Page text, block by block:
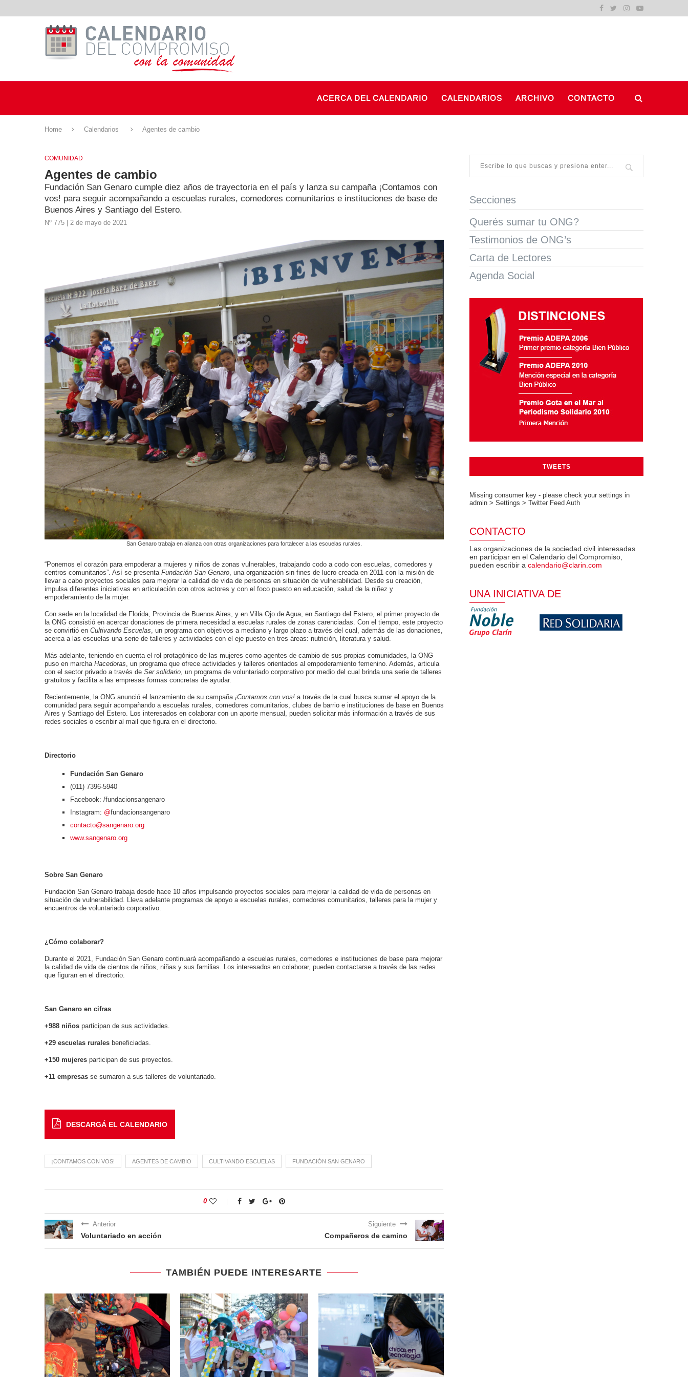
ACERCA DEL CALENDARIO CALENDARIOS ARCHIVO CONTACTO
Home Calendarios Agentes de cambio
COMUNIDAD
Agentes de cambio
Fundación San Genaro cumple diez años de trayectoria en el país y lanza su campaña ¡Contamos con
vos! para seguir acompañando a escuelas rurales, comedores comunitarios e instituciones de base de
Buenos Aires y Santiago del Estero.
Nº 775 | 2 de mayo de 2021
San Genaro trabaja en alianza con otras organizaciones para fortalecer a las escuelas rurales.
“Ponemos el corazón para empoderar a mujeres y niños de zonas vulnerables, trabajando codo a codo con escuelas, comedores y
centros comunitarios”. Así se presenta Fundación San Genaro , una organización sin fines de lucro creada en 2011 con la misión de
llevar a cabo proyectos sociales para mejorar la calidad de vida de personas en situación de vulnerabilidad. Desde su creación,
impulsa diferentes iniciativas en articulación con otros actores y con el foco puesto en educación, salud de la niñez y
empoderamiento de la mujer.
Con sede en la localidad de Florida, Provincia de Buenos Aires, y en Villa Ojo de Agua, en Santiago del Estero, el primer proyecto de
la ONG consistió en acercar donaciones de primera necesidad a escuelas rurales de zonas carenciadas. Con el tiempo, este proyecto
se convirtió en Cultivando Escuelas , un programa con objetivos a mediano y largo plazo a través del cual, además de las donaciones,
acerca a las escuelas una serie de talleres y actividades con el eje puesto en tres áreas: nutrición, literatura y salud.
Más adelante, teniendo en cuenta el rol protagónico de las mujeres como agentes de cambio de sus propias comunidades, la ONG
puso en marcha Hacedoras , un programa que ofrece actividades y talleres orientados al empoderamiento femenino. Además, articula
con el sector privado a través de Ser solidario , un programa de voluntariado corporativo por medio del cual brinda una serie de talleres
gratuitos y facilita a las empresas formas concretas de ayudar.
Recientemente, la ONG anunció el lanzamiento de su campaña ¡Contamos con vos! a través de la cual busca sumar el apoyo de la
comunidad para seguir acompañando a escuelas rurales, comedores comunitarios, clubes de barrio e instituciones de base en Buenos
Aires y Santiago del Estero. Los interesados en colaborar con un aporte mensual, pueden solicitar más información a través de sus
redes sociales o escribir al mail que figura en el directorio.
Directorio
Fundación San Genaro
(011) 7396-5940
Facebook: /fundacionsangenaro
Instagram: @fundacionsangenaro
contacto@sangenaro.org
www.sangenaro.org
Sobre San Genaro
Fundación San Genaro trabaja desde hace 10 años impulsando proyectos sociales para mejorar la calidad de vida de personas en
situación de vulnerabilidad. Lleva adelante programas de apoyo a escuelas rurales, comedores comunitarios, talleres para la mujer y
encuentros de voluntariado corporativo.
¿Cómo colaborar?
Durante el 2021, Fundación San Genaro continuará acompañando a escuelas rurales, comedores e instituciones de base para mejorar
la calidad de vida de cientos de niños, niñas y sus familias. Los interesados en colaborar, pueden contactarse a través de las redes
que figuran en el directorio.
San Genaro en cifras
+988 niños participan de sus actividades.
+29 escuelas rurales beneficiadas.
+150 mujeres participan de sus proyectos.
+11 empresas se sumaron a sus talleres de voluntariado.
DESCARGÁ EL CALENDARIO
¡CONTAMOS CON VOS! AGENTES DE CAMBIO CULTIVANDO ESCUELAS FUNDACIÓN SAN GENARO
0
Anterior
Voluntariado en acción
Siguiente
Compañeros de camino
TAMBIÉN PUEDE INTERESARTE
Secciones
Querés sumar tu ONG?
Testimonios de ONG’s
Carta de Lectores
Agenda Social
TWEETS
Missing consumer key - please check your settings in
admin > Settings > Twitter Feed Auth
CONTACTO
Las organizaciones de la sociedad civil interesadas
en participar en el Calendario del Compromiso,
pueden escribir a calendario@clarin.com
UNA INICIATIVA DE